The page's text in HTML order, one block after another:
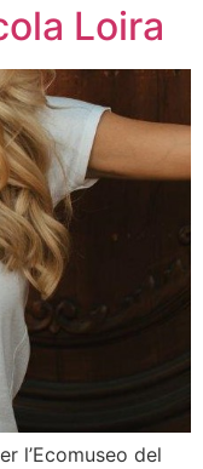
Loira
l’Ecomuseo del